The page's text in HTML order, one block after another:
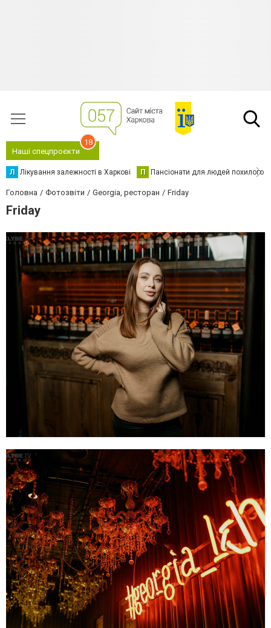
Наші спецпроєкти
18
Л Лікування залежності в Харкові П Пансіонати для людей похилого
Головна Фотозвіти Georgia, ресторан Friday
Friday